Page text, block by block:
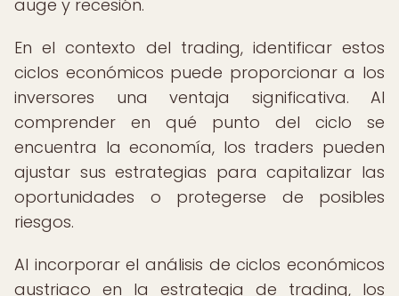
auge y recesión.
En el contexto del trading, identificar estos
ciclos económicos puede proporcionar a los
inversores una ventaja significativa. Al
comprender en qué punto del ciclo se
encuentra la economía, los traders pueden
ajustar sus estrategias para capitalizar las
oportunidades o protegerse de posibles
riesgos.
Al incorporar el análisis de ciclos económicos
austriaco en la estrategia de trading, los